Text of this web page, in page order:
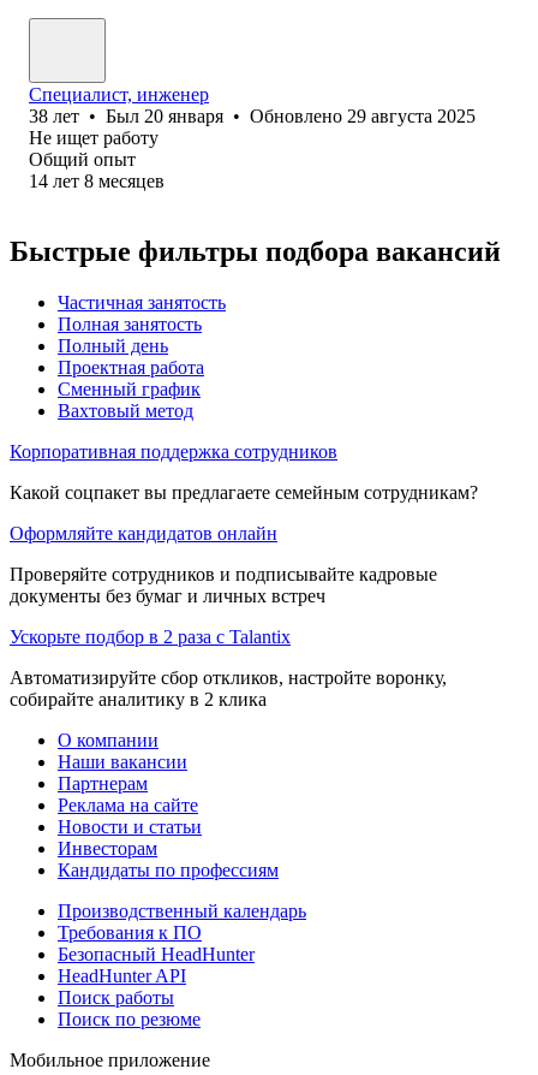
Специалист, инженер
38 лет • Был 20 января • Обновлено 29 августа 2025
Не ищет работу
Общий опыт
14 лет 8 месяцев
Быстрые фильтры подбора вакансий
Частичная занятость
Полная занятость
Полный день
Проектная работа
Сменный график
Вахтовый метод
Корпоративная поддержка сотрудников
Какой соцпакет вы предлагаете семейным сотрудникам?
Оформляйте кандидатов онлайн
Проверяйте сотрудников и подписывайте кадровые
документы без бумаг и личных встреч
Ускорьте подбор в 2 раза с Talantix
Автоматизируйте сбор откликов, настройте воронку,
собирайте аналитику в 2 клика
О компании
Наши вакансии
Партнерам
Реклама на сайте
Новости и статьи
Инвесторам
Кандидаты по профессиям
Производственный календарь
Требования к ПО
Безопасный HeadHunter
HeadHunter API
Поиск работы
Поиск по резюме
Мобильное приложение